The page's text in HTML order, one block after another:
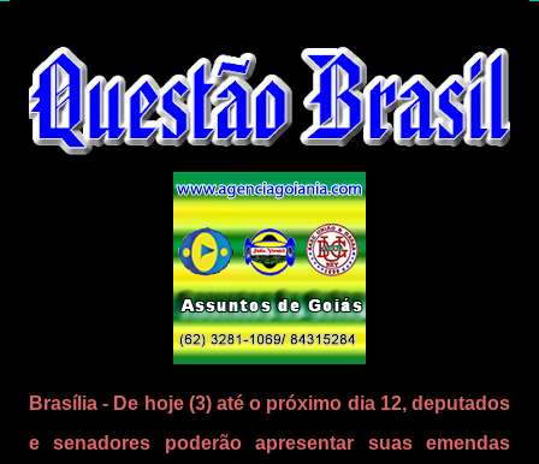
Brasília - De hoje (3) até o próximo dia 12, deputados
e senadores poderão apresentar suas emendas